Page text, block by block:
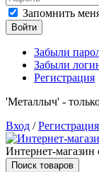
Запомнить
Войти
Забыли
Забыли
Регистрация
'Металлыч' -
Вход /Регистрация
Интернет-магазин
Поиск товаров